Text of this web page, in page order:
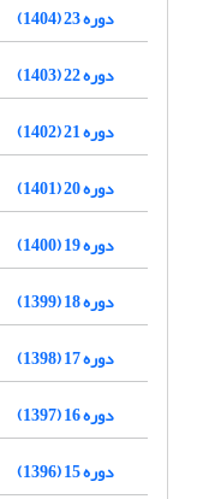
دوره 23 (1404)
دوره 22 (1403)
دوره 21 (1402)
دوره 20 (1401)
دوره 19 (1400)
دوره 18 (1399)
دوره 17 (1398)
دوره 16 (1397)
دوره 15 (1396)